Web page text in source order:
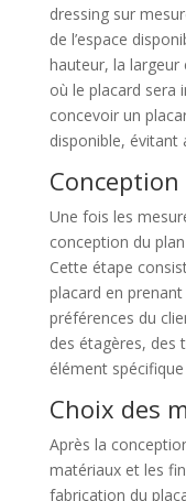
dressing sur
de l’espace
hauteur, la largeur
où le placard sera
concevoir un
disponible, évitant
Une fois les
conception du
Cette étape
placard en
préférences du
des étagères, des
élément
Choix des
Après la
matériaux et les
fabrication du